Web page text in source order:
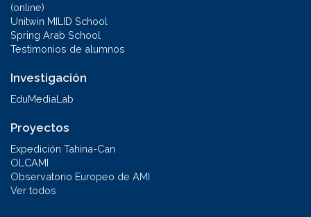
(online)
Unitwin MILID School
Spring Arab School
Testimonios de alumnos
Investigación
EduMediaLab
Proyectos
Expedición Tahina-Can
OLCAMI
Observatorio Europeo de AMI
Ver todos